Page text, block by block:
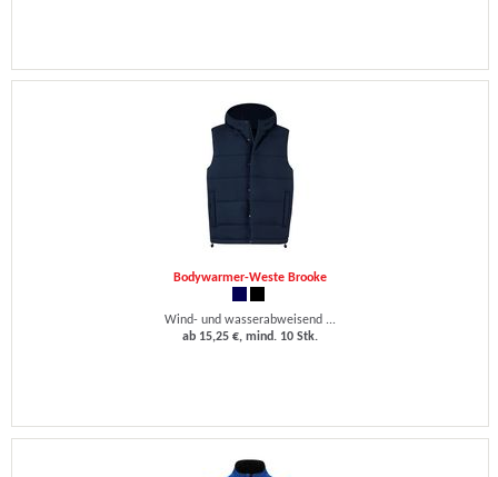
Bodywarmer-Weste Brooke
Wind- und wasserabweisend ...
ab 15,25 €, mind. 10 Stk.